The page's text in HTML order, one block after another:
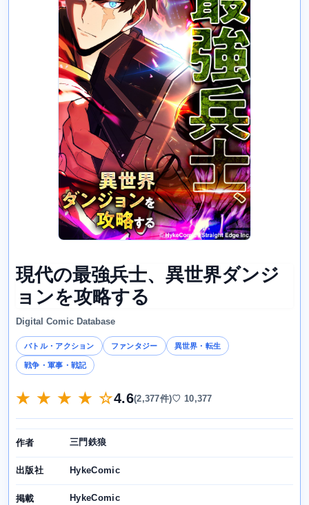
現代の最強兵士、異世界ダンジ
ョンを攻略する
Digital Comic Database
バトル・アクション ファンタジー 異世界・転生
戦争・軍事・戦記
★ ★ ★ ★ ☆4.6(2,377件)♡ 10,377
作者 三門鉄狼
出版社 HykeComic
掲載 HykeComic